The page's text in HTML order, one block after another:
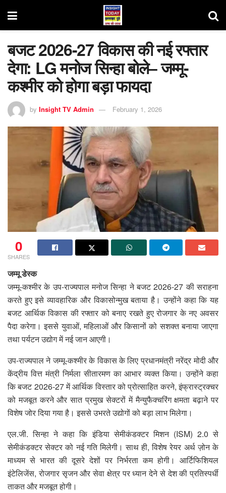
बजट 2026-27 विकास की नई रफ्तार
देगा: LG मनोज सिन्हा बोले– जम्मू-
कश्मीर को होगा बड़ा फायदा
by Insight TV Admin February 1, 2026
0
SHARES
जम्मू डेस्क
जम्मू-कश्मीर के उप-राज्यपाल मनोज सिन्हा ने बजट 2026-27 की सराहना
करते हुए इसे व्यावहारिक और विकासोन्मुख बताया है। उन्होंने कहा कि यह
बजट आर्थिक विकास की रफ्तार को बनाए रखते हुए रोजगार के नए अवसर
पैदा करेगा। इससे युवाओं, महिलाओं और किसानों को सशक्त बनाया जाएगा
तथा पर्यटन उद्योग में नई जान आएगी।
उप-राज्यपाल ने जम्मू-कश्मीर के विकास के लिए प्रधानमंत्री नरेंद्र मोदी और
केंद्रीय वित्त मंत्री निर्मला सीतारमण का आभार व्यक्त किया। उन्होंने कहा
कि बजट 2026-27 में आर्थिक विस्तार को प्रोत्साहित करने, इंफ्रास्ट्रक्चर
को मजबूत करने और सात प्रमुख सेक्टरों में मैन्युफैक्चरिंग क्षमता बढ़ाने पर
विशेष जोर दिया गया है। इससे उभरते उद्योगों को बड़ा लाभ मिलेगा।
एल.जी. सिन्हा ने कहा कि इंडिया सेमीकंडक्टर मिशन (ISM) 2.0 से
सेमीकंडक्टर सेक्टर को नई गति मिलेगी। साथ ही, विशेष रेयर अर्थ ज़ोन के
माध्यम से भारत की दूसरे देशों पर निर्भरता कम होगी। आर्टिफिशियल
इंटेलिजेंस, रोजगार सृजन और सेवा क्षेत्र पर ध्यान देने से देश की प्रतिस्पर्धी
ताकत और मजबूत होगी।